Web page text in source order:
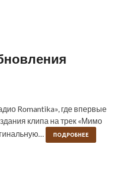
Romantika», где впервые
клипа на трек «Мимо
ПОДРОБНЕЕ